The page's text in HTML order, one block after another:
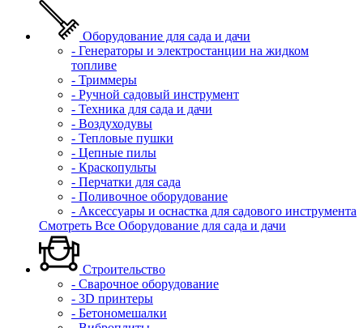
Оборудование для сада и дачи
- Генераторы и электростанции на жидком
топливе
- Триммеры
- Ручной садовый инструмент
- Техника для сада и дачи
- Воздуходувы
- Тепловые пушки
- Цепные пилы
- Краскопульты
- Перчатки для сада
- Поливочное оборудование
- Аксессуары и оснастка для садового инструмента
Смотреть Все Оборудование для сада и дачи
Строительство
- Сварочное оборудование
- 3D принтеры
- Бетономешалки